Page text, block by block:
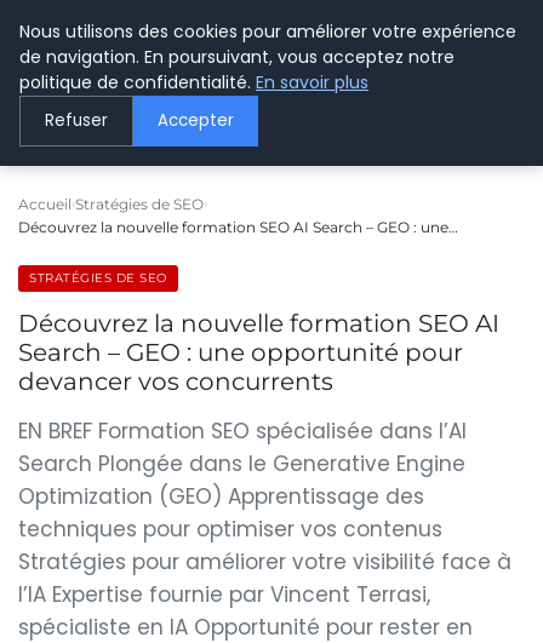
LE WEBMARKETING
Accueil Stratégies de SEO
Découvrez la nouvelle formation SEO AI Search – GEO : une…
STRATÉGIES DE SEO
Découvrez la nouvelle formation SEO AI
Search – GEO : une opportunité pour
devancer vos concurrents
EN BREF Formation SEO spécialisée dans l’AI
Search Plongée dans le Generative Engine
Optimization (GEO) Apprentissage des
techniques pour optimiser vos contenus
Stratégies pour améliorer votre visibilité face à
l’IA Expertise fournie par Vincent Terrasi,
spécialiste en IA Opportunité pour rester en
Nous utilisons des cookies pour améliorer votre expérience
de navigation. En poursuivant, vous acceptez notre
politique de confidentialité. En savoir plus
Refuser Accepter